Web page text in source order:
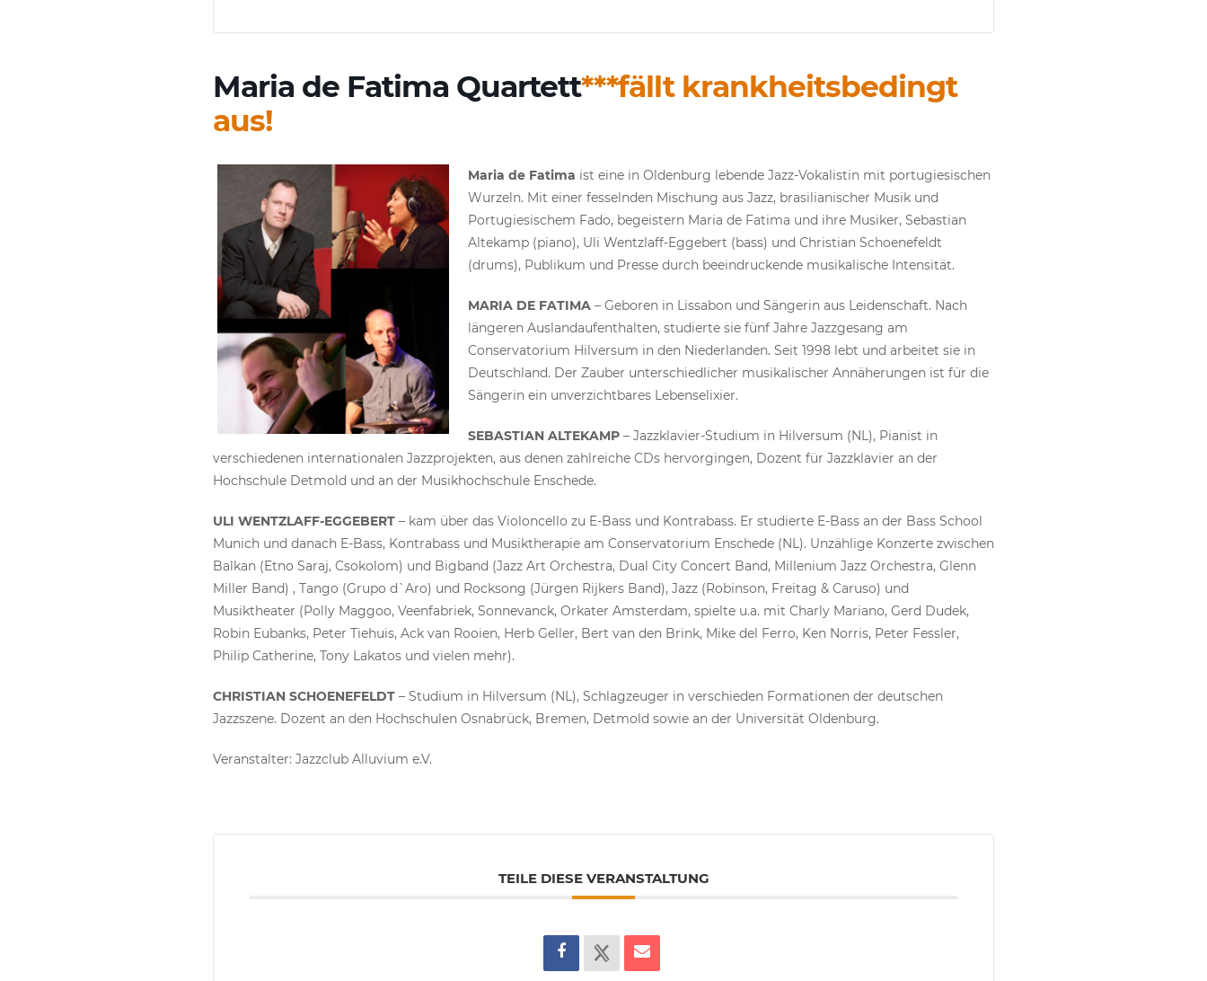
Maria de Fatima Quartett***fällt krankheitsbedingt
aus!
Maria de Fatima ist eine in Oldenburg lebende Jazz-Vokalistin mit portugiesischen
Wurzeln. Mit einer fesselnden Mischung aus Jazz, brasilianischer Musik und
Portugiesischem Fado, begeistern Maria de Fatima und ihre Musiker, Sebastian
Altekamp (piano), Uli Wentzlaff-Eggebert (bass) und Christian Schoenefeldt
(drums), Publikum und Presse durch beeindruckende musikalische Intensität.
MARIA DE FATIMA – Geboren in Lissabon und Sängerin aus Leidenschaft. Nach
längeren Auslandaufenthalten, studierte sie fünf Jahre Jazzgesang am
Conservatorium Hilversum in den Niederlanden. Seit 1998 lebt und arbeitet sie in
Deutschland. Der Zauber unterschiedlicher musikalischer Annäherungen ist für die
Sängerin ein unverzichtbares Lebenselixier.
SEBASTIAN ALTEKAMP – Jazzklavier-Studium in Hilversum (NL), Pianist in
verschiedenen internationalen Jazzprojekten, aus denen zahlreiche CDs hervorgingen, Dozent für Jazzklavier an der
Hochschule Detmold und an der Musikhochschule Enschede.
ULI WENTZLAFF-EGGEBERT – kam über das Violoncello zu E-Bass und Kontrabass. Er studierte E-Bass an der Bass School
Munich und danach E-Bass, Kontrabass und Musiktherapie am Conservatorium Enschede (NL). Unzählige Konzerte zwischen
Balkan (Etno Saraj, Csokolom) und Bigband (Jazz Art Orchestra, Dual City Concert Band, Millenium Jazz Orchestra, Glenn
Miller Band) , Tango (Grupo d`Aro) und Rocksong (Jürgen Rijkers Band), Jazz (Robinson, Freitag & Caruso) und
Musiktheater (Polly Maggoo, Veenfabriek, Sonnevanck, Orkater Amsterdam, spielte u.a. mit Charly Mariano, Gerd Dudek,
Robin Eubanks, Peter Tiehuis, Ack van Rooien, Herb Geller, Bert van den Brink, Mike del Ferro, Ken Norris, Peter Fessler,
Philip Catherine, Tony Lakatos und vielen mehr).
CHRISTIAN SCHOENEFELDT – Studium in Hilversum (NL), Schlagzeuger in verschieden Formationen der deutschen
Jazzszene. Dozent an den Hochschulen Osnabrück, Bremen, Detmold sowie an der Universität Oldenburg.
Veranstalter: Jazzclub Alluvium e.V.
TEILE DIESE VERANSTALTUNG